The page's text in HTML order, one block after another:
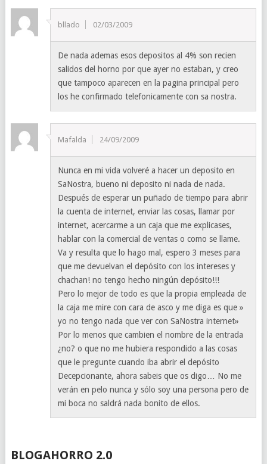
bllado 02/03/2009
De nada ademas esos depositos al 4% son recien
salidos del horno por que ayer no estaban, y creo
que tampoco aparecen en la pagina principal pero
los he confirmado telefonicamente con sa nostra.
Mafalda 24/09/2009
Nunca en mi vida volveré a hacer un deposito en
SaNostra, bueno ni deposito ni nada de nada.
Después de esperar un puñado de tiempo para abrir
la cuenta de internet, enviar las cosas, llamar por
internet, acercarme a un caja que me explicases,
hablar con la comercial de ventas o como se llame.
Va y resulta que lo hago mal, espero 3 meses para
que me devuelvan el depósito con los intereses y
chachan! no tengo hecho ningún depósito!!!
Pero lo mejor de todo es que la propia empleada de
la caja me mire con cara de asco y me diga es que »
yo no tengo nada que ver con SaNostra internet»
Por lo menos que cambien el nombre de la entrada
¿no? o que no me hubiera respondido a las cosas
que le pregunte cuando iba abrir el depósito
Decepcionante, ahora sabeis que os digo… No me
verán en pelo nunca y sólo soy una persona pero de
mi boca no saldrá nada bonito de ellos.
BLOGAHORRO 2.0